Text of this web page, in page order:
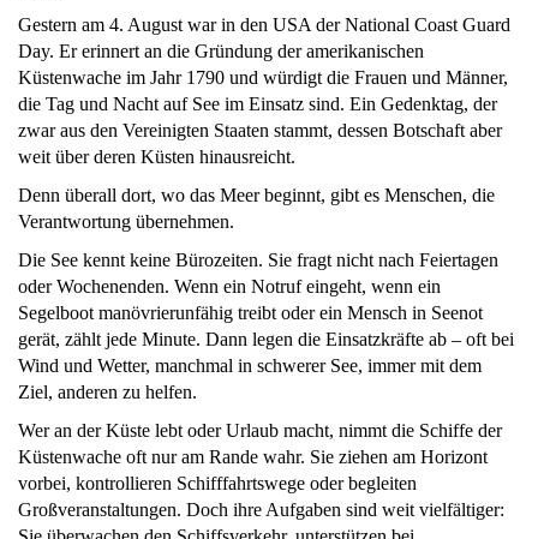
Gestern am 4. August war in den USA der National Coast Guard
Day. Er erinnert an die Gründung der amerikanischen
Küstenwache im Jahr 1790 und würdigt die Frauen und Männer,
die Tag und Nacht auf See im Einsatz sind. Ein Gedenktag, der
zwar aus den Vereinigten Staaten stammt, dessen Botschaft aber
weit über deren Küsten hinausreicht.
Denn überall dort, wo das Meer beginnt, gibt es Menschen, die
Verantwortung übernehmen.
Die See kennt keine Bürozeiten. Sie fragt nicht nach Feiertagen
oder Wochenenden. Wenn ein Notruf eingeht, wenn ein
Segelboot manövrierunfähig treibt oder ein Mensch in Seenot
gerät, zählt jede Minute. Dann legen die Einsatzkräfte ab – oft bei
Wind und Wetter, manchmal in schwerer See, immer mit dem
Ziel, anderen zu helfen.
Wer an der Küste lebt oder Urlaub macht, nimmt die Schiffe der
Küstenwache oft nur am Rande wahr. Sie ziehen am Horizont
vorbei, kontrollieren Schifffahrtswege oder begleiten
Großveranstaltungen. Doch ihre Aufgaben sind weit vielfältiger: